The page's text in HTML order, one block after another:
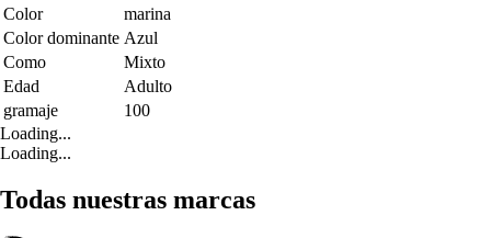
Color
marina
Color dominante Azul
Como
Mixto
Edad
Adulto
gramaje
100
Loading...
Loading...
Todas nuestras marcas